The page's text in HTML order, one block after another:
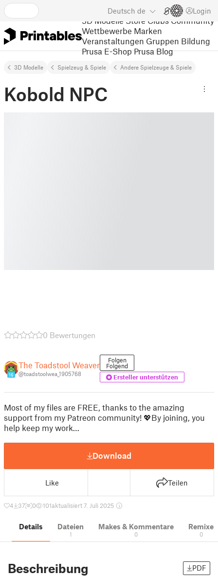
Deutsch de Login
3D Modelle Store Clubs Community
Wettbewerbe Marken
Veranstaltungen Gruppen Bildung
Prusa E-Shop Prusa Blog
3D Modelle Spielzeug & Spiele Andere Spielzeuge & Spiele
Kobold NPC
0 Bewertungen
16
The Toadstool Weaver
@toadstoolwea_1905768
Folgen
Folgend
Ersteller unterstützen
Most of my files are FREE, thanks to the amazing
support from my Patreon community! 💖By joining, you
help keep my work…
Download
Like Teilen
4 37 0 101aktualisiert 7. Juli 2025
Details Dateien
1
Makes & Kommentare
0
Remixe
0
Beschreibung PDF